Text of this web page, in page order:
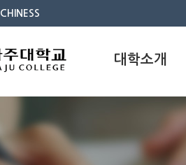
CHINESS
대학소개